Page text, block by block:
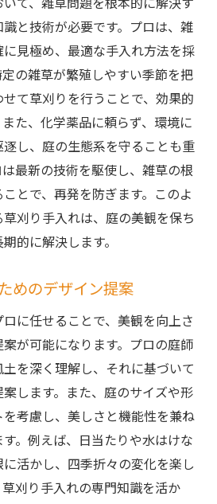
と技術が必要です。プロは、雑
見極め、最適な手入れ方法を採
の雑草が繁殖しやすい季節を把
て草刈りを行うことで、効果的
た、化学薬品に頼らず、環境に
し、庭の生態系を守ることも重
最新の技術を駆使し、雑草の根
とで、再発を防ぎます。このよ
刈り手入れは、庭の美観を保ち
的に解決します。
めのデザイン提案
に任せることで、美観を向上さ
が可能になります。プロの庭師
を深く理解し、それに基づいて
します。また、庭のサイズや形
考慮し、美しさと機能性を兼ね
。例えば、日当たりや水はけな
活かし、四季折々の変化を楽し
刈り手入れの専門知識を活か